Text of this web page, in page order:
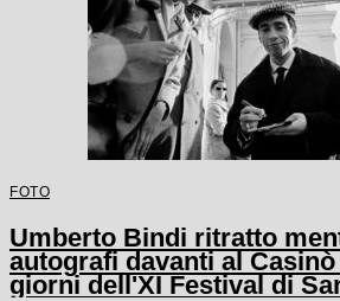
FOTO
Umberto Bindi ritratto
autografi davanti al
giorni dell'XI Festival di